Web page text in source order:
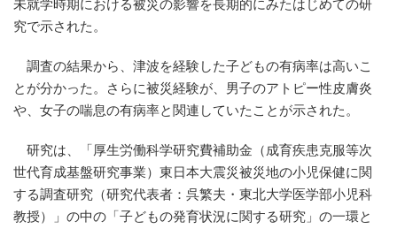
未就学時期における被災の影響を長期的にみたはじめての研
究で示された。
調査の結果から、津波を経験した子どもの有病率は高いこ
とが分かった。さらに被災経験が、男子のアトピー性皮膚炎
や、女子の喘息の有病率と関連していたことが示された。
研究は、「厚生労働科学研究費補助金（成育疾患克服等次
世代育成基盤研究事業）東日本大震災被災地の小児保健に関
する調査研究（研究代表者：呉繁夫・東北大学医学部小児科
教授）」の中の「子どもの発育状況に関する研究」の一環と